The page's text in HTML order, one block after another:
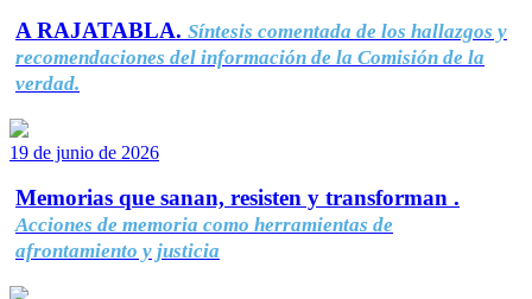
A RAJATABLA. Síntesis comentada de los hallazgos y
recomendaciones del información de la Comisión de la
verdad.
19 de junio de 2026
Memorias que sanan, resisten y transforman .
Acciones de memoria como herramientas de
afrontamiento y justicia